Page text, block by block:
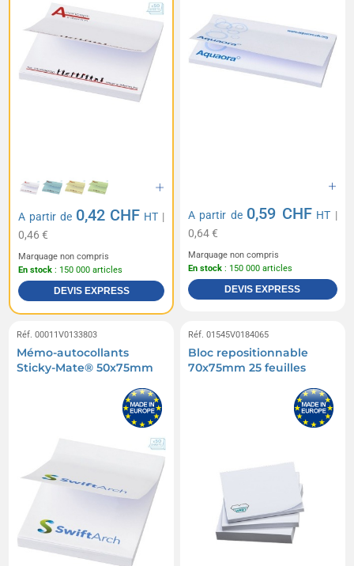
A partir de 0,42 CHF HT |
0,46 €
Marquage non compris
En stock : 150 000 articles
DEVIS EXPRESS
A partir de 0,59 CHF HT |
0,64 €
Marquage non compris
En stock : 150 000 articles
DEVIS EXPRESS
Réf. 00011V0133803
Mémo-autocollants
Sticky-Mate® 50x75mm
Réf. 01545V0184065
Bloc repositionnable
70x75mm 25 feuilles